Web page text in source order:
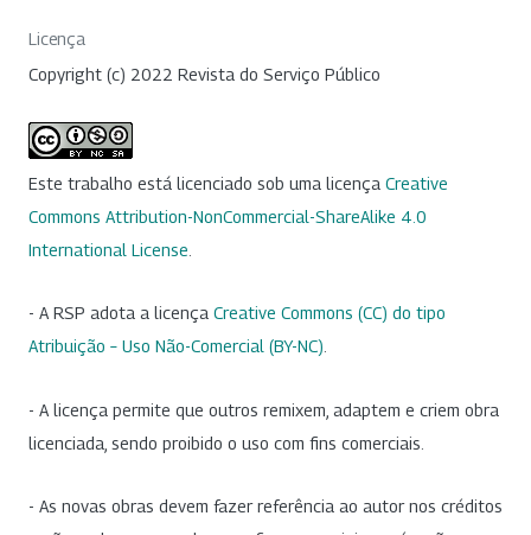
Licença
Copyright (c) 2022 Revista do Serviço Público
Este trabalho está licenciado sob uma licença Creative
Commons Attribution-NonCommercial-ShareAlike 4.0
International License
- A RSP adota a licença Creative Commons (CC) do tipo
Atribuição – Uso Não-Comercial (BY-NC)
- A licença permite que outros remixem, adaptem e criem obra
licenciada, sendo proibido o uso com fins comerciais.
- As novas obras devem fazer referência ao autor nos créditos